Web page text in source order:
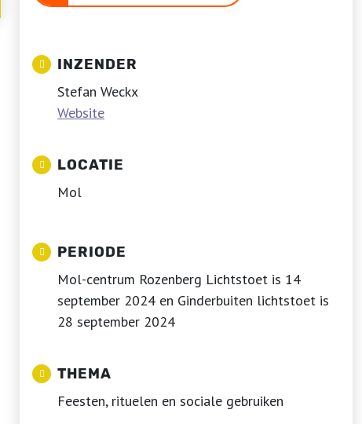
INZENDER
Stefan Weckx
Website
LOCATIE
Mol
PERIODE
Mol-centrum Rozenberg Lichtstoet is 14
september 2024 en Ginderbuiten lichtstoet is
28 september 2024
THEMA
Feesten, rituelen en sociale gebruiken